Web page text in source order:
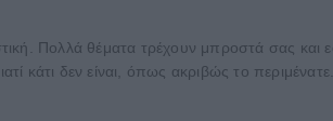
Πολλά θέματα τρέχουν μπροστά σας και
κάτι δεν είναι, όπως ακριβώς το περιμένατε.